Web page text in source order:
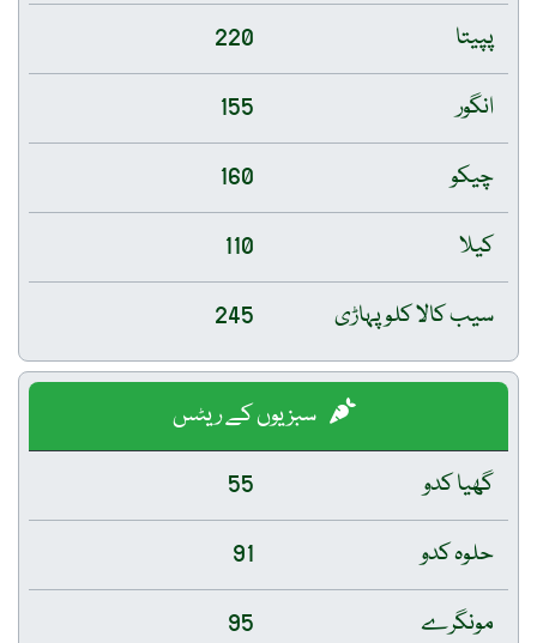
پپیتا
220
انگور
155
چیکو
160
کیلا
110
سیب کالا کلو پہاڑی
245
سبزیوں کے ریٹس
گھیا کدو
55
حلوہ کدو
91
مونگرے
95